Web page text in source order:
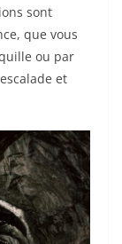
sont
que vous
ou par
et